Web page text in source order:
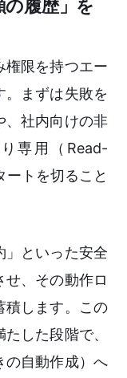
履歴」を
権限を持つエー
。まずは失敗を
、社内向けの非
専用（Read-
トを切ること
」といった安全
、その動作ロ
積します。この
した段階で、
の自動作成）へ